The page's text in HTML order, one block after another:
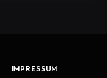
IMPRESSUM